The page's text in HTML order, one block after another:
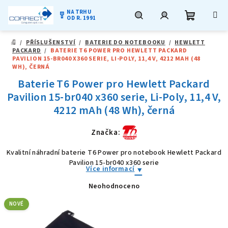
obsah
military_tech NA TRHU
OD R. 1991
košík
DOMŮ
/ PŘÍSLUŠENSTVÍ / BATERIE DO NOTEBOOKU / HEWLETT
PACKARD / BATERIE T6 POWER PRO HEWLETT PACKARD
PAVILION 15-BR040 X360 SERIE, LI-POLY, 11,4 V, 4212 MAH (48
WH), ČERNÁ
Baterie T6 Power pro Hewlett Packard
Pavilion 15-br040 x360 serie, Li-Poly, 11,4 V,
4212 mAh (48 Wh), černá
Značka:
Kvalitní náhradní baterie T6 Power pro notebook Hewlett Packard
Pavilion 15-br040 x360 serie
Více informací
Průměrné
z
Neohodnoceno
NOVÉ